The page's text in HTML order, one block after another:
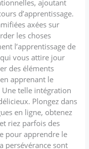
ajoutant
d’apprentissage.
axées sur
les choses
l’apprentissage de
vous attire jour
des éléments
apprenant le
telle intégration
Plongez dans
en ligne, obtenez
riez parfois des
pour apprendre le
persévérance sont